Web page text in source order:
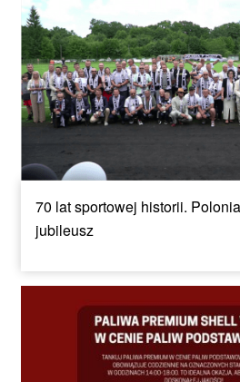
70 lat sportowej historii.
jubileusz